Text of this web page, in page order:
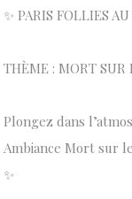
✨ PARIS FOLLIES
THÈME : MORT SUR
Plongez dans
Ambiance Mort sur
✨